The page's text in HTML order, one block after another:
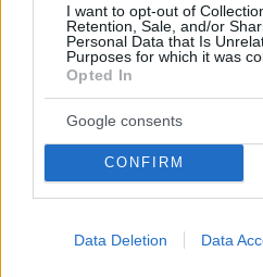
I want to opt-out of
Retention, Sale, and/or
Personal Data that Is
Purposes for which it was
Opted In
Google consents
CONFIRM
Data Deletion Data
Μυστήριο 3.500 ετών στη
Ο 15χρονος που δεν πρόλαβε να
ξεφύγει από το τσουνάμι
αλλάξει τη χρονολογία της
έκρηξης
08.08.2026, 18:08
Χόρχε Μέσι: Ο εργάτης από το